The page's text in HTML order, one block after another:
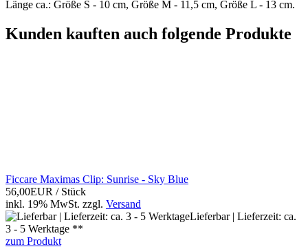
Länge ca.: Größe S - 10 cm, Größe M - 11,5 cm, Größe L - 13 cm.
Kunden kauften auch folgende Produkte
Ficcare Maximas Clip: Sunrise - Sky Blue
56,00EUR / Stück
inkl. 19% MwSt. zzgl. Versand
Lieferbar | Lieferzeit: ca.
3 - 5 Werktage **
zum Produkt